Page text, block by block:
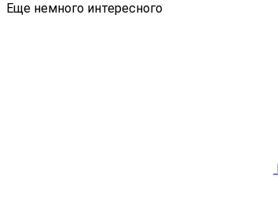
Еще немного интересного